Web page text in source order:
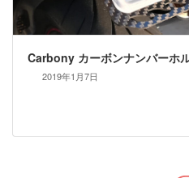
Carbony カーボンナンバーホ
2019年1月7日